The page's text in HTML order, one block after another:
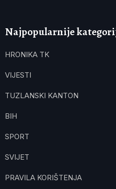
Najpopularnije
HRONIKA TK
VIJESTI
TUZLANSKI KANTON
BIH
SPORT
SVIJET
PRAVILA KORIŠTENJA